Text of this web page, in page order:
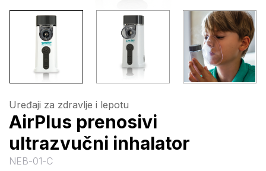
Uređaji za zdravlje i lepotu
AirPlus prenosivi
ultrazvučni inhalator
NEB-01-C